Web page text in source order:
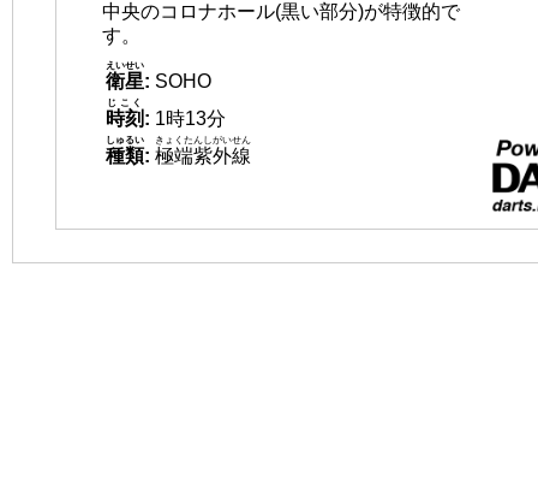
中央のコロナホール(黒い部分)が特徴的で
す。
衛星
えいせい
: SOHO
時刻
じこく
: 1時13分
種類
しゅるい
: 極端紫外線
きょくたんしがいせん